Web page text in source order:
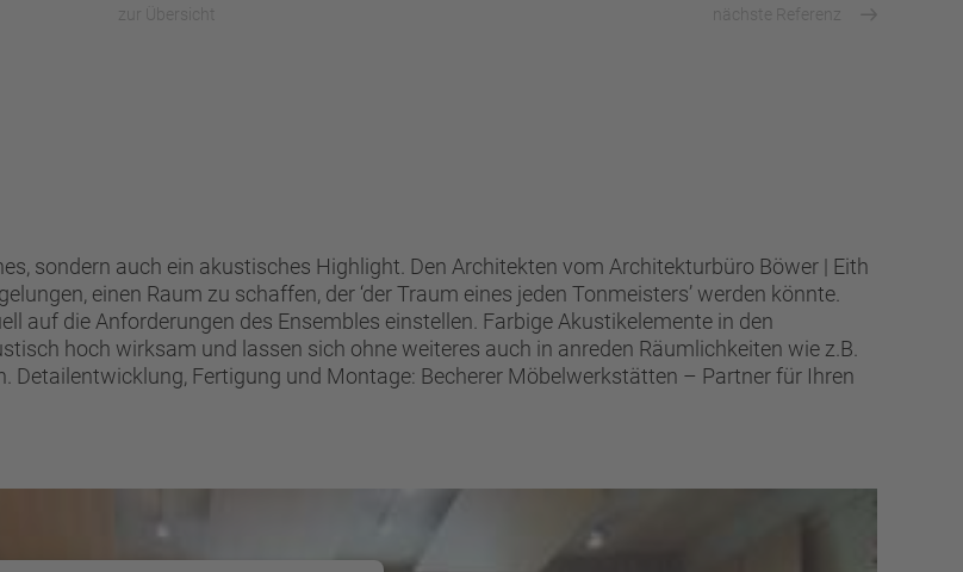
zur Übersicht nächste Referenz
sondern auch ein akustisches Highlight. Den Architekten vom Architekturbüro Böwer | Eith
einen Raum zu schaffen, der ‘der Traum eines jeden Tonmeisters’ werden könnte.
auf die Anforderungen des Ensembles einstellen. Farbige Akustikelemente in den
hoch wirksam und lassen sich ohne weiteres auch in anreden Räumlichkeiten wie z.B.
Detailentwicklung, Fertigung und Montage: Becherer Möbelwerkstätten – Partner für Ihren